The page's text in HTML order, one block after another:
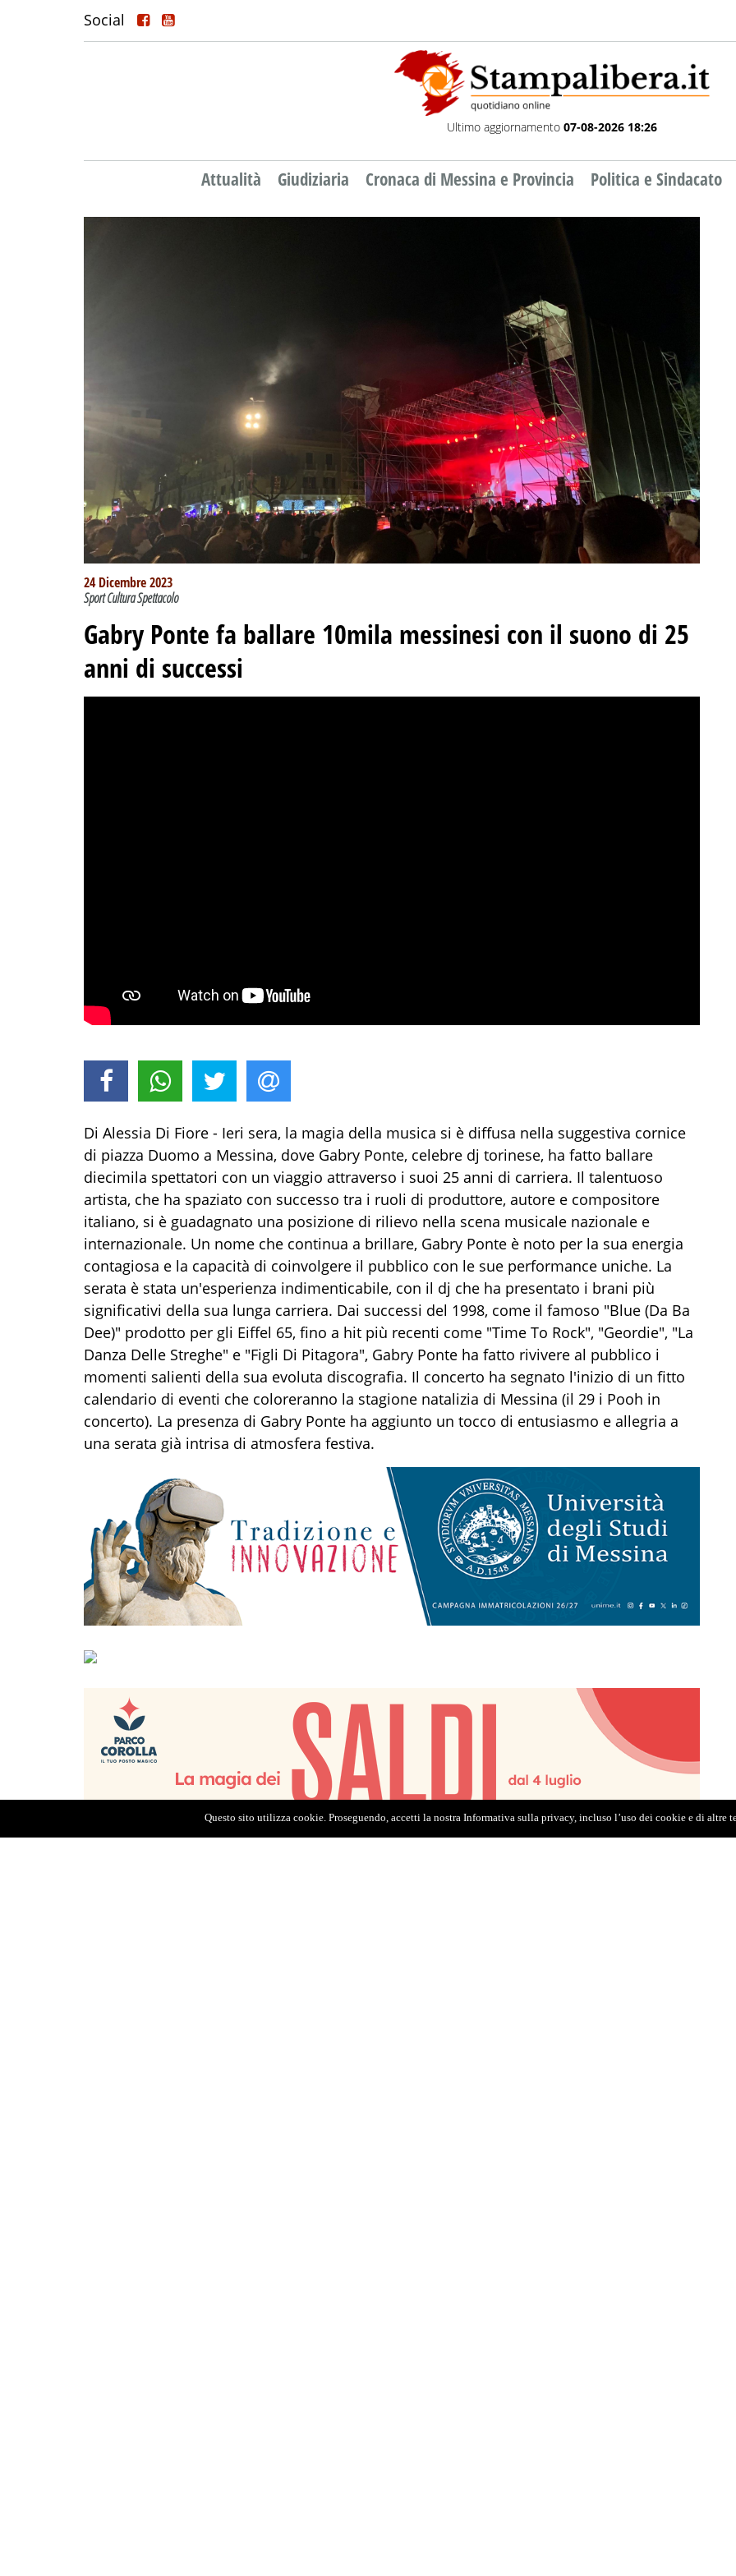
Social
Ultimo aggiornamento 07-08-2026 18:26
Attualità Giudiziaria Cronaca di Messina e Provincia Politica e Sindacato
24 Dicembre 2023
Sport Cultura Spettacolo
Gabry Ponte fa ballare 10mila messinesi con il suono di 25
anni di successi
Di Alessia Di Fiore - Ieri sera, la magia della musica si è diffusa nella suggestiva cornice
di piazza Duomo a Messina, dove Gabry Ponte, celebre dj torinese, ha fatto ballare
diecimila spettatori con un viaggio attraverso i suoi 25 anni di carriera. Il talentuoso
artista, che ha spaziato con successo tra i ruoli di produttore, autore e compositore
italiano, si è guadagnato una posizione di rilievo nella scena musicale nazionale e
internazionale. Un nome che continua a brillare, Gabry Ponte è noto per la sua energia
contagiosa e la capacità di coinvolgere il pubblico con le sue performance uniche. La
serata è stata un'esperienza indimenticabile, con il dj che ha presentato i brani più
significativi della sua lunga carriera. Dai successi del 1998, come il famoso "Blue (Da Ba
Dee)" prodotto per gli Eiffel 65, fino a hit più recenti come "Time To Rock", "Geordie", "La
Danza Delle Streghe" e "Figli Di Pitagora", Gabry Ponte ha fatto rivivere al pubblico i
momenti salienti della sua evoluta discografia. Il concerto ha segnato l'inizio di un fitto
calendario di eventi che coloreranno la stagione natalizia di Messina (il 29 i Pooh in
concerto). La presenza di Gabry Ponte ha aggiunto un tocco di entusiasmo e allegria a
una serata già intrisa di atmosfera festiva.
Questo sito utilizza cookie. Proseguendo, accetti la nostra Informativa sulla privacy, incluso l’uso dei cookie e di altre